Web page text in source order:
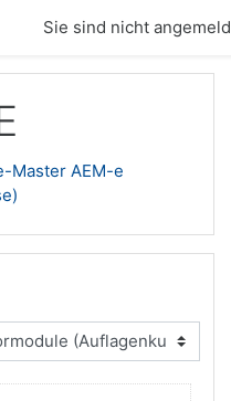
Sie sind nicht
Master AEM-e